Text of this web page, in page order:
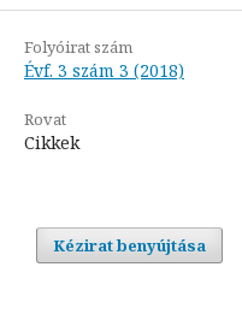
Folyóirat szám
Évf. 3 szám 3 (2018)
Rovat
Cikkek
Kézirat benyújtása